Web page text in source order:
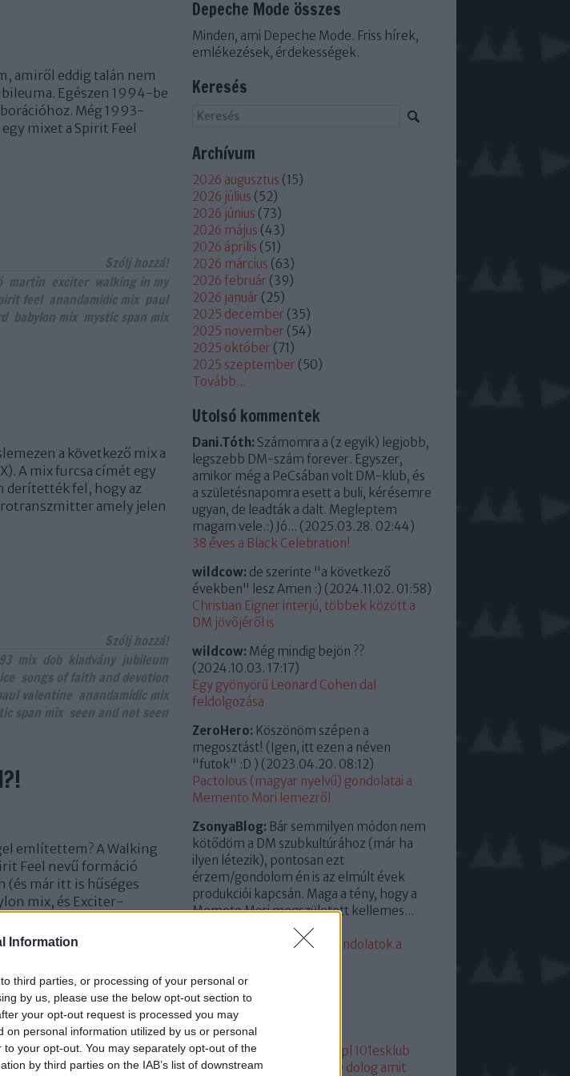
Information
third parties, or processing of your personal or
by us, please use the below opt-out section to
your opt-out request is processed you may
on personal information utilized by us or personal
your opt-out. You may separately opt-out of the
by third parties on the IAB’s list of downstream
amiről eddig talán nem
Egészen 1994-be
Még 1993-
mixet a Spirit Feel
Szólj hozzá!
martin exciter walking in my
feel anandamidic mix paul
babylon mix mystic span mix
a következő mix a
A mix furcsa címét egy
derítették fel, hogy az
amely jelen
Szólj hozzá!
mix dob kiadvány jubileum
songs of faith and devotion
valentine anandamidic mix
span mix seen and not seen
említettem? A Walking
Feel nevű formáció
(és már itt is hűséges
mix, és Exciter-
2komment
exciter walking in my shoes i
Depeche Mode összes
Minden, ami Depeche Mode. Friss hírek,
emlékezések, érdekességek.
Keresés
Archívum
2026 augusztus (15)
2026 július (52)
2026 június (73)
2026 május (43)
2026 április (51)
2026 március (63)
2026 február (39)
2026 január (25)
2025 december (35)
2025 november (54)
2025 október (71)
2025 szeptember (50)
Tovább...
Utolsó kommentek
Dani.Tóth: Számomra a (z egyik) legjobb,
legszebb DM-szám forever. Egyszer,
amikor még a PeCsában volt DM-klub, és
a születésnapomra esett a buli, kérésemre
ugyan, de leadták a dalt. Megleptem
magam vele.:) Jó... (2025.03.28. 02:44)
38 éves a Black Celebration!
wildcow: de szerinte "a következő
években" lesz Amen :) (2024.11.02. 01:58)
Christian Eigner interjú, többek között a
DM jövőjéről is
wildcow: Még mindig bejön ??
(2024.10.03. 17:17)
Egy gyönyörű Leonard Cohen dal
feldolgozása
ZeroHero: Köszönöm szépen a
megosztást! (Igen, itt ezen a néven
"futok" :D ) (2023.04.20. 08:12)
Pactolous (magyar nyelvű) gondolatai a
Memento Mori lemezről
ZsonyaBlog: Bár semmilyen módon nem
kötődöm a DM szubkultúrához (már ha
ilyen létezik), pontosan ezt
érzem/gondolom én is az elmúlt évek
produkciói kapcsán. Maga a tény, hogy a
Memeto Mori megszületett kellemes...
2023.04.13. 15:35)
Az eddigi leggyengébb. Gondolatok a
Utolsó 20
Címkék
.0051 1+2101 101dm.pl 101esklub
101hang101 hang
10 dolog amit